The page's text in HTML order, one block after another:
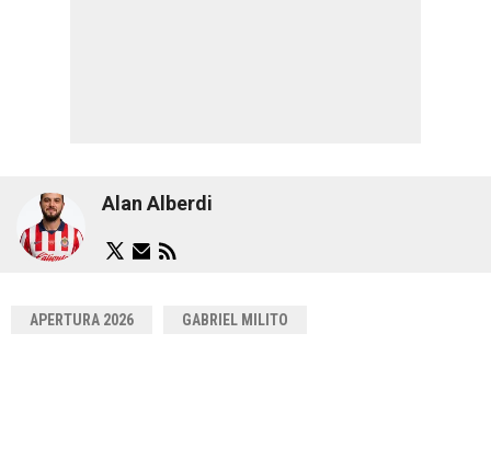
Alan Alberdi
APERTURA 2026 GABRIEL MILITO